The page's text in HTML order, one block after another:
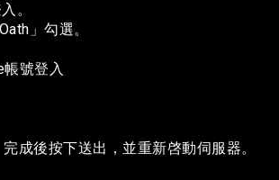
。
」勾選。
號登入
成後按下送出，並重新啓動伺服器。